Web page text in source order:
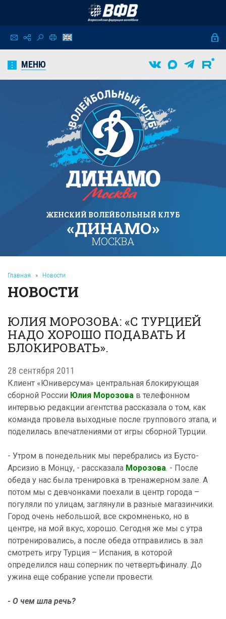
МЕНЮ
ЖЕНСКИЙ ВОЛЕЙБОЛЬНЫЙ КЛУБ
«ДИНАМО»
МОСКВА
Главная » Новости
НОВОСТИ
ЮЛИЯ МОРОЗОВА: «С ТУРЦИЕЙ
НАДО ХОРОШО ПОДАВАТЬ И
БЛОКИРОВАТЬ».
28 сентября 2011
Клиент «Юниверсума» центральная блокирующая
сборной России Юлия Морозова в телефонном
интервью редакции агентства рассказала о том, как
команда провела выходные после группового этапа, и
поделилась впечатлениями от игры сборной Турции.
- Утром в понедельник мы перебрались из Бусто-
Арсизио в Монцу, - рассказала Морозова. - После
обеда у нас была тренировка в тренажерном зале. А
потом мы с девчонками поехали в центр города –
погуляли по улицам, заглянули в разные магазинчики.
Город очень небольшой, все скромненько, но в
центре, на мой вкус, хорошо. Сегодня же мы с утра
потренировались, а после обеда отправились в зал
смотреть игру Турция – Испания, в которой
определился наш соперник по четвертьфиналу. До
ужина еще собрание успели провести.
- О чем шла речь?